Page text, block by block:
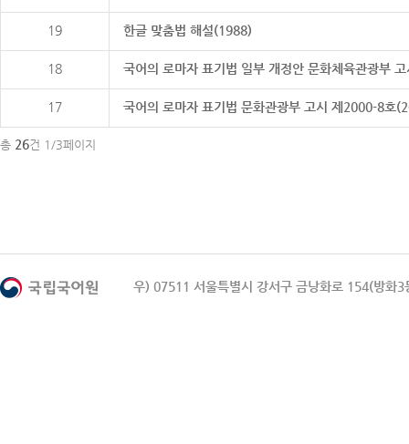
19 한글 맞춤법 해설(1988)
18 국어의 로마자 표기법 일부 개정안 문화체육관광부
17 국어의 로마자 표기법 문화관광부 고시 제2000-8호
총 26건 1/3페이지
우) 07511 서울특별시 강서구 금낭화로 154(방화3